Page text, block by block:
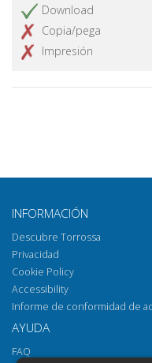
Download
Copia/pega
Impresión
INFORMACIÓN
Descubre Torrossa
Privacidad
Cookie Policy
Accessibility
Informe de conformidad de
AYUDA
FAQ